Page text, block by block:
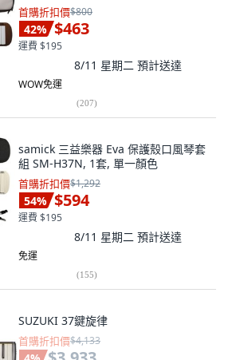
首購折扣價$800
42% $463
運費 $195
8/11 星期二 預計送達
WOW免運
(207)
samick 三益樂器 Eva 保護殼口風琴套
組 SM-H37N, 1套, 單一顏色
首購折扣價$1,292
54% $594
運費 $195
8/11 星期二 預計送達
免運
(155)
SUZUKI 37鍵旋律
首購折扣價$4,133